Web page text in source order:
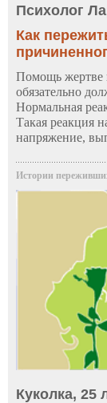
Психолог
Как
Помощь жертве
обязательно
Нормальная
Такая реакция
напряжение,
Истории
Куколка, 25